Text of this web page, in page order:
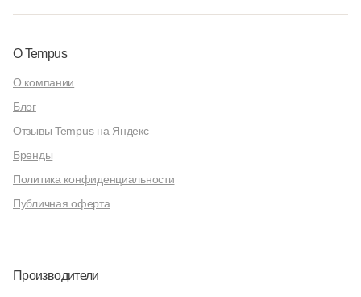
О Tempus
О компании
Блог
Отзывы Tempus на Яндекс
Бренды
Политика конфиденциальности
Публичная оферта
Производители